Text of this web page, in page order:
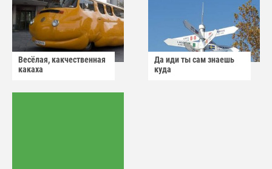
Весёлая, какчественная
какаха
Да иди ты сам знаешь
куда